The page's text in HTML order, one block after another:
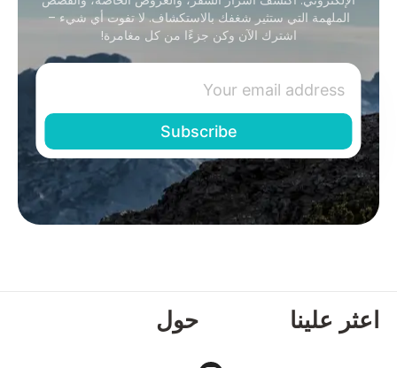
الملهمة التي ستثير شغفك بالاستكشاف. لا تفوت أي شيء –
اشترك الآن وكن جزءًا من كل مغامرة!
اعثر علينا حول